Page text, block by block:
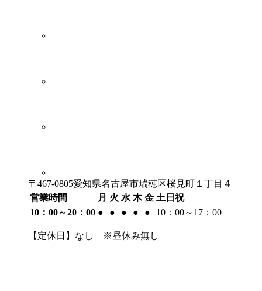
〒467-0805愛知県名古屋市瑞穂区桜見町１丁目４
営業時間
月 火 水 木 金 土日祝
10：00～20：00 ● ● ● ● ● 10：00～17：00
【定休日】なし ※昼休み無し